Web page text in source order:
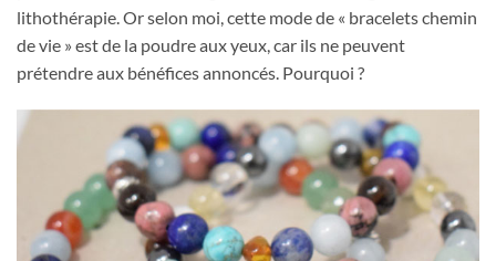
lithothérapie. Or selon moi, cette mode de « bracelets chemin
de vie » est de la poudre aux yeux, car ils ne peuvent
prétendre aux bénéfices annoncés. Pourquoi ?